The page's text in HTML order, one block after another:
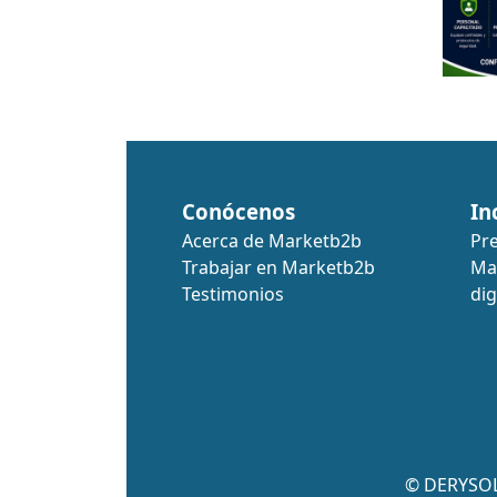
Conócenos
Acerca de Marketb2b
Trabajar en Marketb2b
Testimonios
©